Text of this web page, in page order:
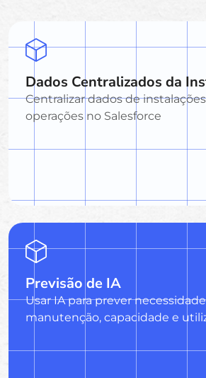
Dados Centralizados da
Centralizar dados de
operações no Salesforce
Previsão de IA
Usar IA para prever
manutenção, capacidade e